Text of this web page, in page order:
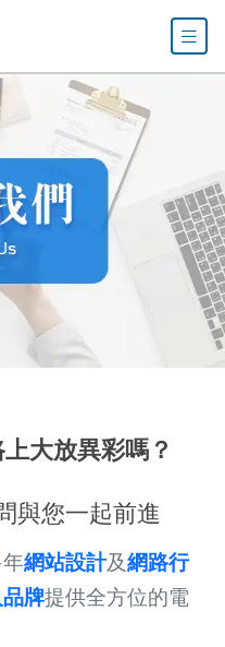
大放異彩嗎？
與您一起前進
網站設計及網路行
牌提供全方位的電